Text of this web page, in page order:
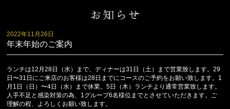
2022年11月26日
年末年始のご案内
ランチは12月28日（水）まで、ディナーは31日（土）まで営業致します。29
日〜31日にご来店のお客様は28日までにコースのご予約をお願い致します。1
月1日（日）〜4日（水）まで休業。5日（木）ランチより通常営業致します。
人手不足と感染対策の為、1グループ6名様位までとさせていただきます。ご
理解の程、よろしくお願い致します。